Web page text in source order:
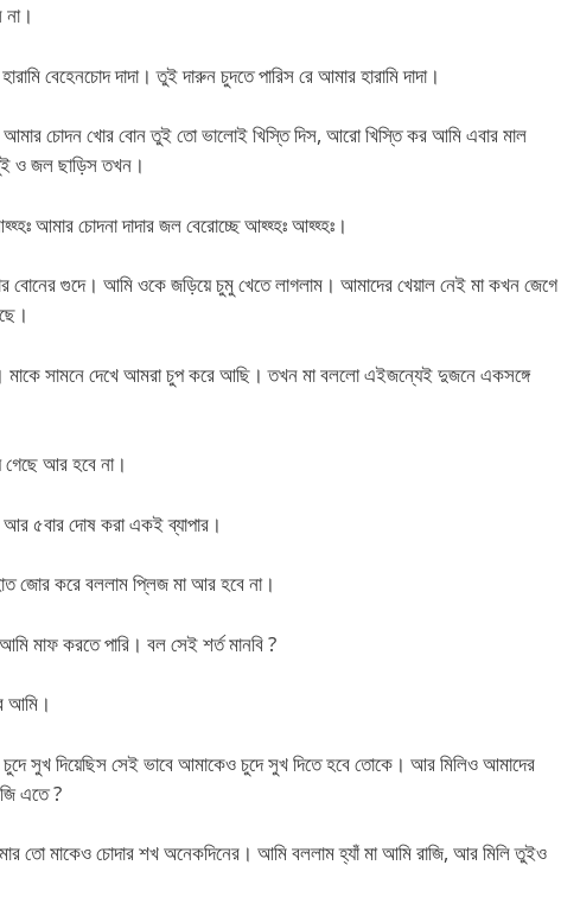
বেহেনচোদ দাদা। তুই দারুন চুদতে পারিস রে আমার হারামি দাদা।
আমার চোদন খোর বোন তুই তো ভালোই খিস্তি দিস, আরো খিস্তি কর আমি এবার মাল
ও জল ছাড়িস তখন।
আমার চোদনা দাদার জল বেরোচ্ছে আহ্হ্হঃ আহ্হ্হঃ।
বোনের গুদে। আমি ওকে জড়িয়ে চুমু খেতে লাগলাম। আমাদের খেয়াল নেই মা কখন জেগে
সামনে দেখে আমরা চুপ করে আছি। তখন মা বললো এইজন্যেই দুজনে একসঙ্গে
গেছে আর হবে না।
৫বার দোষ করা একই ব্যাপার।
জোর করে বললাম প্লিজ মা আর হবে না।
মাফ করতে পারি। বল সেই শর্ত মানবি ?
আমি।
সুখ দিয়েছিস সেই ভাবে আমাকেও চুদে সুখ দিতে হবে তোকে। আর মিলিও আমাদের
এতে ?
তো মাকেও চোদার শখ অনেকদিনের। আমি বললাম হ্যাঁ মা আমি রাজি, আর মিলি তুইও